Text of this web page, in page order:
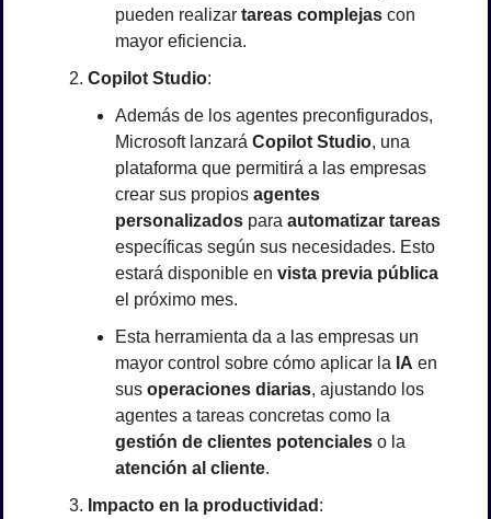
pueden realizar tareas complejas con
mayor eficiencia.
Copilot Studio:
Además de los agentes preconfigurados,
Microsoft lanzará Copilot Studio, una
plataforma que permitirá a las empresas
crear sus propios agentes
personalizados para automatizar tareas
específicas según sus necesidades. Esto
estará disponible en vista previa pública
el próximo mes.
Esta herramienta da a las empresas un
mayor control sobre cómo aplicar la IA en
sus operaciones diarias, ajustando los
gestión de clientes potenciales
atención al cliente.
Impacto en la productividad :